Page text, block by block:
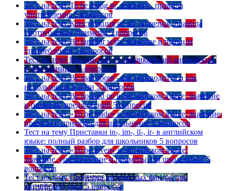
Тест на тему To be going to: значение, правила
употребления 5 вопросов
Тест на тему Конструкция go on: значения, правила
употребления, примеры 5 вопросов
Тест на тему Be familiar with: значение и правила
употребления 5 вопросов
Тест на тему Британский vs американский английский:
в чем разница? 5 вопросов
Тест на тему Be mad about - как переводится и как
использовать в речи 5 вопросов
Тест на тему Be hooked on в английском языке: значение
и примеры предложений 5 вопросов
Тест на тему «To be made» в английском языке: значение,
правила и примеры для школьников 5 вопросов
Тест на тему Приставки in-, im-, il-, ir- в английском
языке: полный разбор для школьников 5 вопросов
Тест на тему «To be given» в английском языке:
значение, употребление и примеры для школьников 5
вопросов
Тест на тему Подборка интересных фактов про
английский язык 5 вопросов